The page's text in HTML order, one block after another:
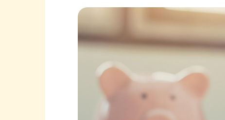
60歳を過ぎても働く人
繰上げ受給をすると何歳から年金
年金の受給開始時期は健康状態や
人生設計や資産計画に応じて年金